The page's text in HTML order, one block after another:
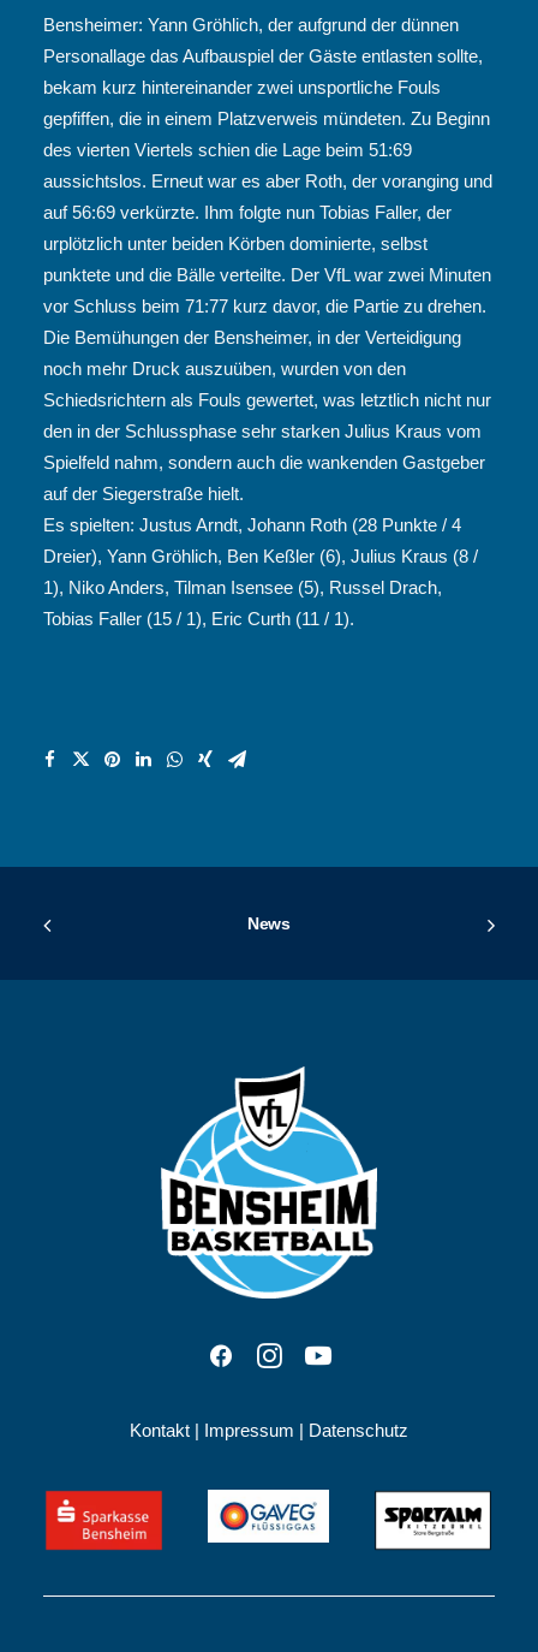
Bensheimer: Yann Gröhlich, der aufgrund der dünnen
Personallage das Aufbauspiel der Gäste entlasten sollte,
bekam kurz hintereinander zwei unsportliche Fouls
gepfiffen, die in einem Platzverweis mündeten. Zu Beginn
des vierten Viertels schien die Lage beim 51:69
aussichtslos. Erneut war es aber Roth, der voranging und
auf 56:69 verkürzte. Ihm folgte nun Tobias Faller, der
urplötzlich unter beiden Körben dominierte, selbst
punktete und die Bälle verteilte. Der VfL war zwei Minuten
vor Schluss beim 71:77 kurz davor, die Partie zu drehen.
Die Bemühungen der Bensheimer, in der Verteidigung
noch mehr Druck auszuüben, wurden von den
Schiedsrichtern als Fouls gewertet, was letztlich nicht nur
den in der Schlussphase sehr starken Julius Kraus vom
Spielfeld nahm, sondern auch die wankenden Gastgeber
auf der Siegerstraße hielt.
Es spielten: Justus Arndt, Johann Roth (28 Punkte / 4
Dreier), Yann Gröhlich, Ben Keßler (6), Julius Kraus (8 /
1), Niko Anders, Tilman Isensee (5), Russel Drach,
Tobias Faller (15 / 1), Eric Curth (11 / 1).
News
Kontakt | Impressum | Datenschutz